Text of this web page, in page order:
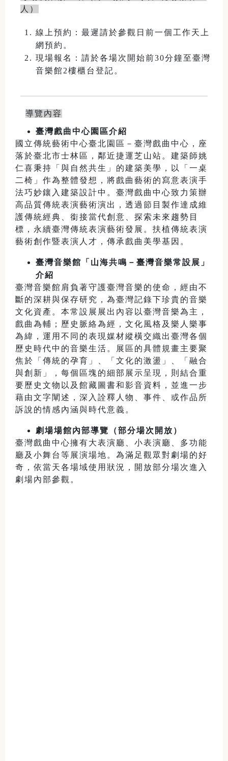
人）
線上預約：最遲請於參觀日前一個工作天上
網預約。
現場報名：請於各場次開始前30分鐘至臺灣
音樂館2樓櫃台登記。
導覽內容
臺灣戲曲中心園區介紹
國立傳統藝術中心臺北園區－臺灣戲曲中心，座
落於臺北市士林區，鄰近捷運芝山站。建築師姚
仁喜秉持「與自然共生」的建築美學，以「一桌
二椅」作為整體發想，將戲曲藝術的寫意表演手
法巧妙鑲入建築設計中。臺灣戲曲中心致力策辦
高品質傳統表演藝術演出，透過節目製作達成維
護傳統經典、銜接當代創意、探索未來趨勢目
標，永續臺灣傳統表演藝術發展。扶植傳統表演
藝術創作暨表演人才，傳承戲曲美學基因。
臺灣音樂館「山海共鳴－臺灣音樂常設展」
介紹
臺灣音樂館肩負著守護臺灣音樂的使命，經由不
斷的深耕與保存研究，為臺灣記錄下珍貴的音樂
文化資產。本常設展展出內容以臺灣音樂為主，
戲曲為輔；歷史脈絡為經，文化風格及樂人樂事
為緯，運用不同的表現媒材縱橫交織出臺灣各個
歷史時代中的音樂生活。展區的具體規畫主要聚
焦於「傳統的孕育」、「文化的激盪」、「融合
與創新」，每個區塊的細部展示呈現，則結合重
要歷史文物以及館藏圖書和影音資料，並進一步
藉由文字闡述，深入詮釋人物、事件、或作品所
訴說的情感內涵與時代意義。
劇場場館內部導覽（部分場次開放）
臺灣戲曲中心擁有大表演廳、小表演廳、多功能
廳及小舞台等展演場地。為滿足觀眾對劇場的好
奇，依當天各場域使用狀況，開放部分場次進入
劇場內部參觀。